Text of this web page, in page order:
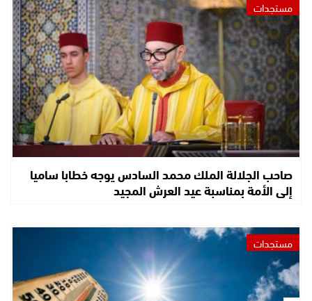
مستجدات
صاحب الجلالة الملك محمد السادس يوجه خطابا ساميا
إلى الأمة بمناسبة عيد العرش المجيد
مستجدات